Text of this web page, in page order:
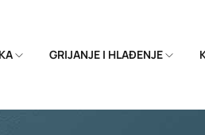
GRIJANJE I HLAĐENJE